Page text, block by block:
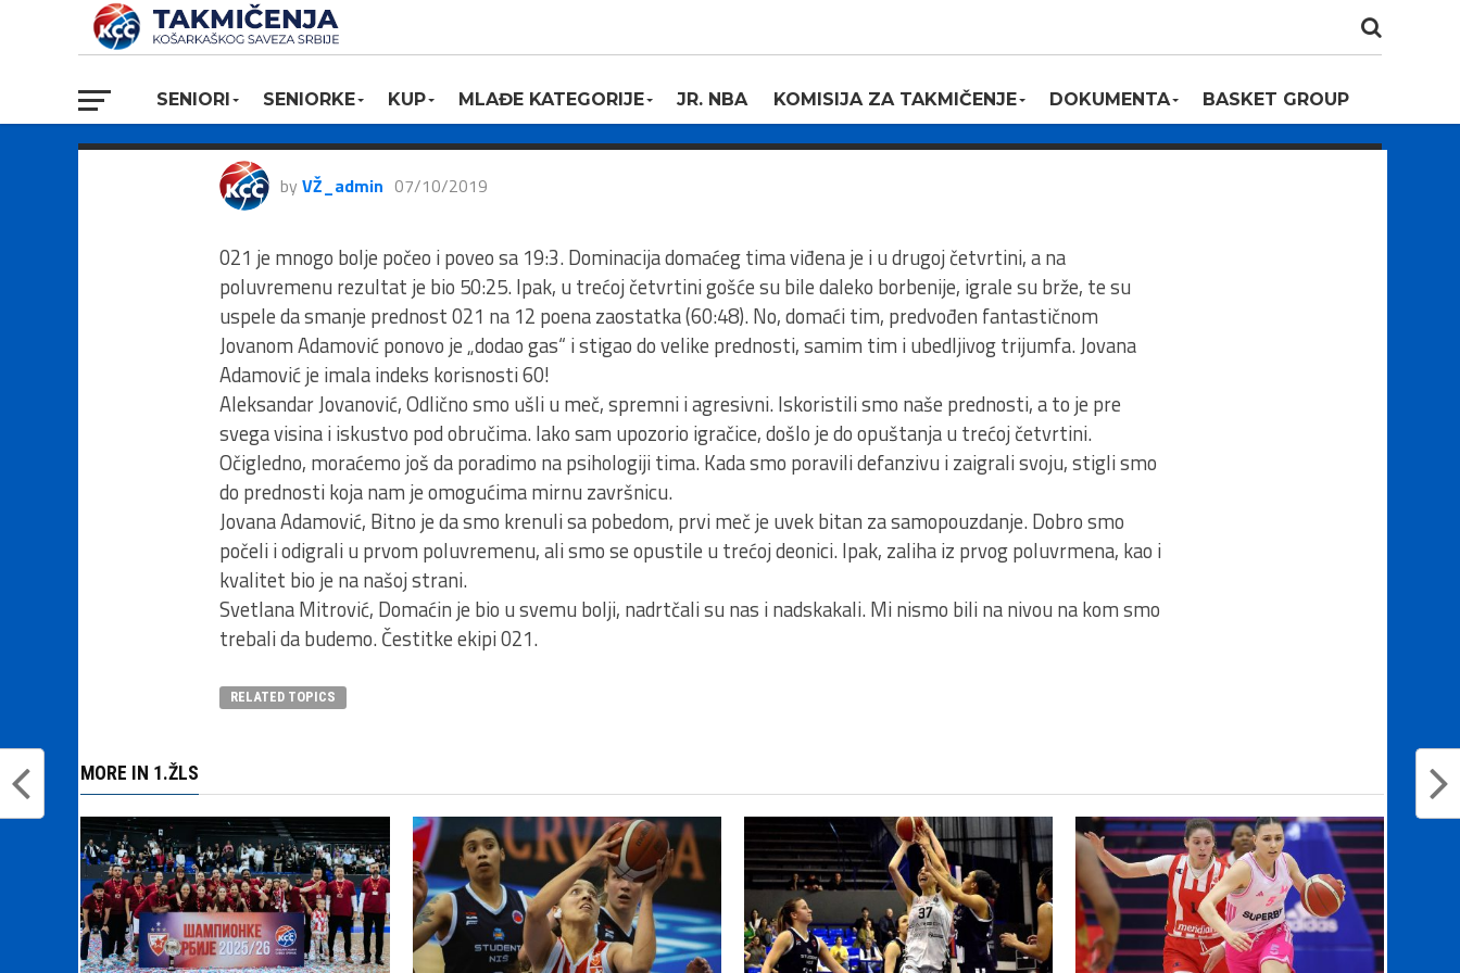
SENIORI SENIORKE KUP MLAĐE KATEGORIJE JR. NBA KOMISIJA ZA TAKMIČENJE DOKUMENTA BASKET GROUP
90:62
by VŽ_admin 07/10/2019
021 je mnogo bolje počeo i poveo sa 19:3. Dominacija domaćeg tima viđena je i u drugoj četvrtini, a na
poluvremenu rezultat je bio 50:25. Ipak, u trećoj četvrtini gošće su bile daleko borbenije, igrale su brže, te su
uspele da smanje prednost 021 na 12 poena zaostatka (60:48). No, domaći tim, predvođen fantastičnom
Jovanom Adamović ponovo je „dodao gas“ i stigao do velike prednosti, samim tim i ubedljivog trijumfa. Jovana
Adamović je imala indeks korisnosti 60!
Aleksandar Jovanović, Odlično smo ušli u meč, spremni i agresivni. Iskoristili smo naše prednosti, a to je pre
svega visina i iskustvo pod obručima. Iako sam upozorio igračice, došlo je do opuštanja u trećoj četvrtini.
Očigledno, moraćemo još da poradimo na psihologiji tima. Kada smo poravili defanzivu i zaigrali svoju, stigli smo
do prednosti koja nam je omogućima mirnu završnicu.
Jovana Adamović, Bitno je da smo krenuli sa pobedom, prvi meč je uvek bitan za samopouzdanje. Dobro smo
počeli i odigrali u prvom poluvremenu, ali smo se opustile u trećoj deonici. Ipak, zaliha iz prvog poluvrmena, kao i
kvalitet bio je na našoj strani.
Svetlana Mitrović, Domaćin je bio u svemu bolji, nadrtčali su nas i nadskakali. Mi nismo bili na nivou na kom smo
trebali da budemo. Čestitke ekipi 021.
RELATED TOPICS
MORE IN 1.ŽLS